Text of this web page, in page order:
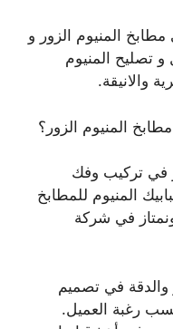
المنيوم الزور و
تصليح المنيوم
والانيقة.
المنيوم الزور؟
في تركيب وفك
المنيوم للمطابخ
في شركة
والدقة في تصميم
رغبة العميل.